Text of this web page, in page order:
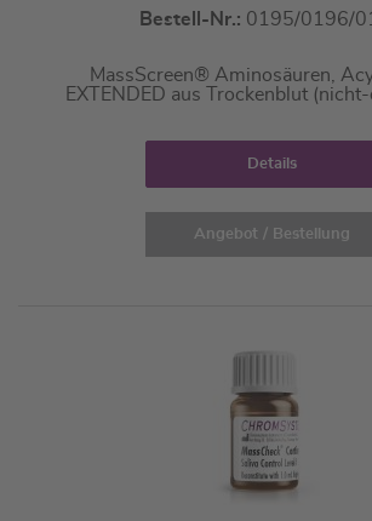
Bestell-Nr.: 0195/0196/
MassScreen® Aminosäuren,
EXTENDED aus Trockenblut
Details
Angebot / Bestellung